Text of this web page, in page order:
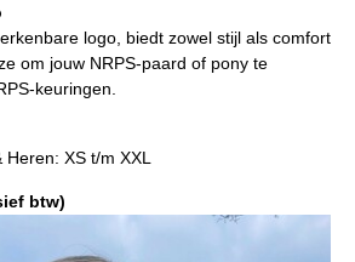
Events
paard
logo, biedt zowel stijl als comfort
om jouw NRPS-paard of pony te
keuringen.
XS t/m XXL
btw)